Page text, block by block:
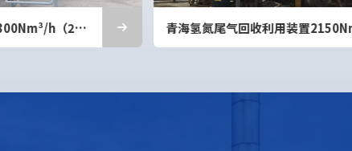
h 山东天然气制氢500Nm³/h